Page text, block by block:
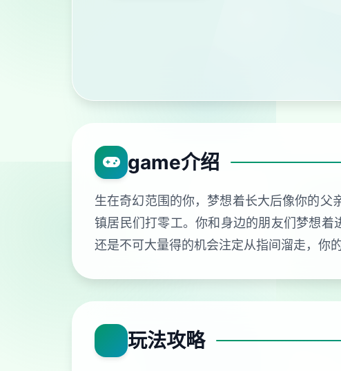
game介绍
生在奇幻范围的你，梦想着长大后像你的
镇居民们打零工。你和身边的朋友们梦想
还是不可大量得的机会注定从指间溜走，你
玩法攻略